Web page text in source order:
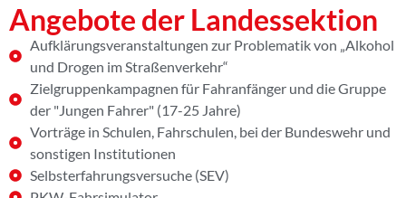
Angebote der Landessektion
Aufklärungsveranstaltungen zur Problematik von „Alkohol
und Drogen im Straßenverkehr“
Zielgruppenkampagnen für Fahranfänger und die Gruppe
der "Jungen Fahrer" (17-25 Jahre)
Vorträge in Schulen, Fahrschulen, bei der Bundeswehr und
sonstigen Institutionen
Selbsterfahrungsversuche (SEV)